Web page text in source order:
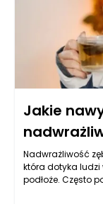
Jakie
Nadwrażliwość
która dotyka ludzi
podłoże. Często